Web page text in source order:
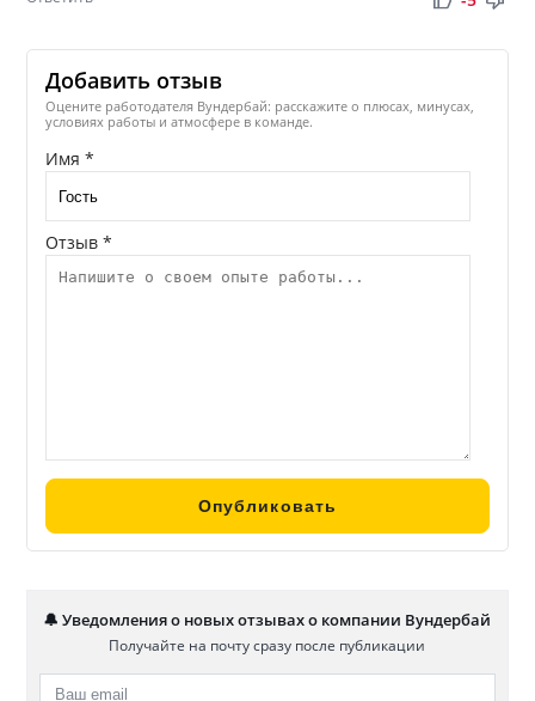
Добавить отзыв
Оцените работодателя Вундербай: расскажите о плюсах, минусах,
условиях работы и атмосфере в команде.
Имя *
Отзыв *
🔔 Уведомления о новых отзывах о компании Вундербай
Получайте на почту сразу после публикации